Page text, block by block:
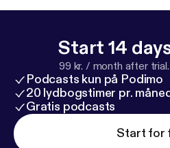
m/likeapropr/ ] ➡️ Facebook:
Y no olvides suscribirte y
⭐️⭐️⭐️⭐️⭐️
--- Send in a voice message:
tify.com/pod/show/
ge
Start 14
99 kr. / month after trial.
Podcasts kun på Podimo
20 lydbogstimer pr.
Gratis podcasts
Start for